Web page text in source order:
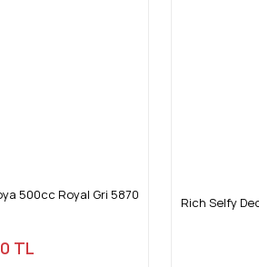
500cc Royal Gri 5870
TL
Rich Selfy